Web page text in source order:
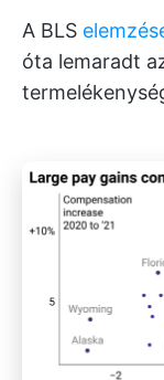
A BLS
óta lemaradt